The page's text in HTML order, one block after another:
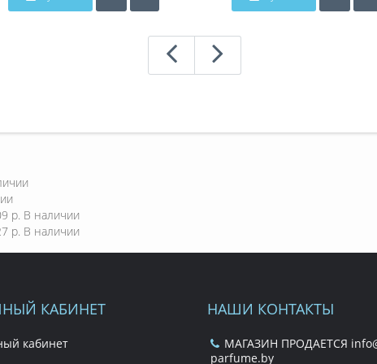
р. В наличии
р. В наличии
КАБИНЕТ
кабинет
НАШИ КОНТАКТЫ
МАГАЗИН ПРОДАЕТСЯ
parfume.by